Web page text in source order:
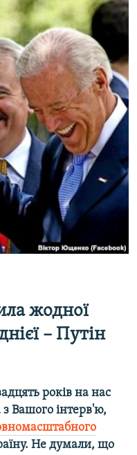
жодної
– Путін
років на нас
з Вашого інтерв'ю,
Не думали, що